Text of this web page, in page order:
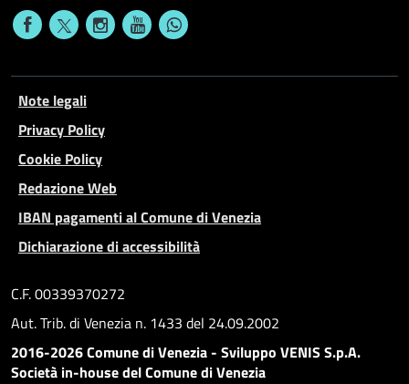
Note legali
Privacy Policy
Cookie Policy
Redazione Web
IBAN pagamenti al Comune di Venezia
Dichiarazione di accessibilità
C.F. 00339370272
Aut. Trib. di Venezia n. 1433 del 24.09.2002
2016-2026 Comune di Venezia - Sviluppo VENIS S.p.A.
Società in-house del Comune di Venezia